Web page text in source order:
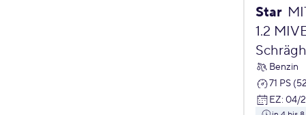
Star
1.2
Benzin
71 PS
EZ: 04/